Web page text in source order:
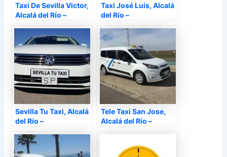
Taxi De Sevilla Victor,
Alcalá del Río –
Taxi José Luis, Alcalá
del Río –
Sevilla Tu Taxi, Alcalá
del Río –
Tele Taxi San Jose,
Alcalá del Río –